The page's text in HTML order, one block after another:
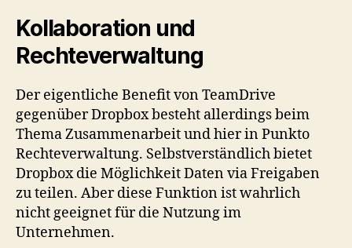
Kollaboration und
Rechteverwaltung
Der eigentliche Benefit von TeamDrive
gegenüber Dropbox besteht allerdings beim
Thema Zusammenarbeit und hier in Punkto
Rechteverwaltung. Selbstverständlich bietet
Dropbox die Möglichkeit Daten via Freigaben
zu teilen. Aber diese Funktion ist wahrlich
nicht geeignet für die Nutzung im
Unternehmen.